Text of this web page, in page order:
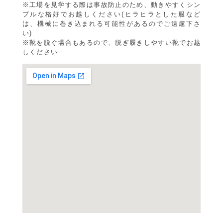
※工場を見学する際は事故防止のため、動きやすくシン
プルな格好でお越しください(ヒラヒラとした服など
は、機械に巻き込まれる可能性があるのでご遠慮下さ
い)
※靴を脱ぐ場合もあるので、脱ぎ履きしやすい靴でお越
しください